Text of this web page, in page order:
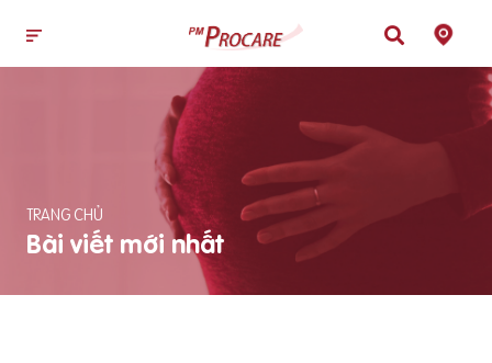
TRANG CHỦ
Bài viết mới nhất